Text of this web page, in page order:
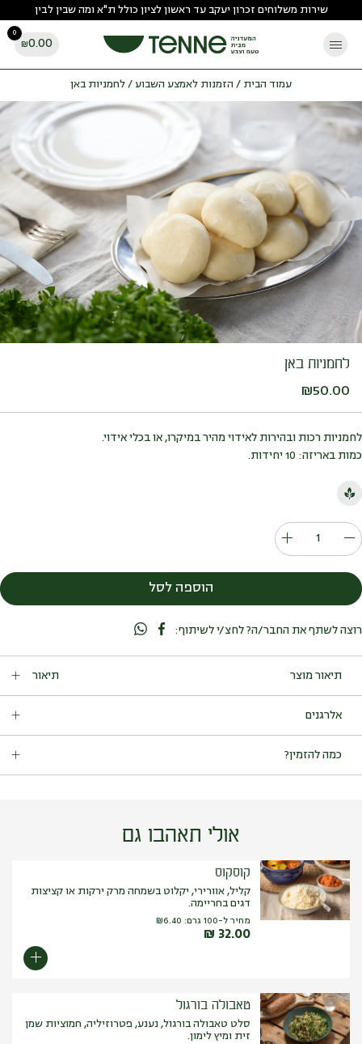
to
content
שירות משלוחים זכרון יעקב עד ראשון לציון כולל ת"א ומה שבין לבין
0
₪0.00
עמוד הבית / הזמנות לאמצע השבוע / לחמניות באן
לחמניות באן
₪50.00
לחמניות רכות ובהירות לאידוי מהיר במיקרו, או בכלי אידוי.
כמות באריזה: 10 יחידות.
כמות
לחמניות
באן
הוספה לסל
רוצה לשתף את החבר/ה? לחצ/י לשיתוף:
תיאור
כמות באריזה: 10 יחידות.
אלרגנים
עלול להכיל:
לוז, מקדמיה, פקאן, צנובר, אגוז מלך), ביצים, בוטנים, סויה, שומשום.
כמה להזמין?
אולי תאהבו גם
קוסקוס
קליל, אוורירי, יקלוט בשמחה מרק ירקות או קציצות
דגים בחריימה.
מחיר ל-100 גרם: ₪6.40
₪ 32.00
טאבולה בורגול
סלט טאבולה בורגול, נענע, פטרוזיליה, חמוציות שמן
זית ומיץ לימון.